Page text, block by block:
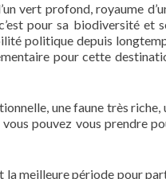
vert profond, royaume
pour sa biodiversité et
politique depuis
pour cette
une faune très riche,
pouvez vous prendre
la meilleure période pour